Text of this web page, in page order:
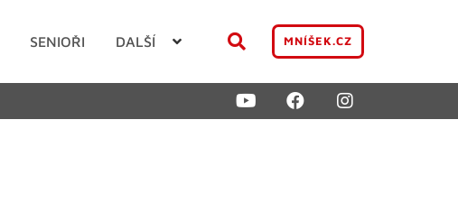
SENIOŘI DALŠÍ MNÍŠEK.CZ